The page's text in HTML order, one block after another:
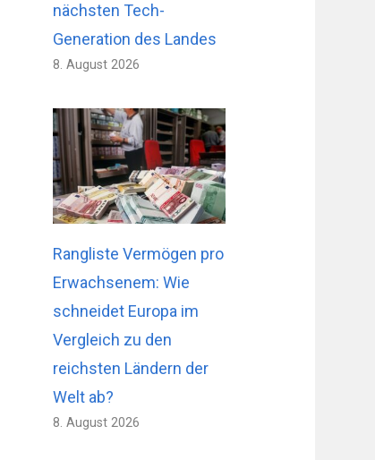
nächsten Tech-
Generation des Landes
8. August 2026
Rangliste Vermögen pro
Erwachsenem: Wie
schneidet Europa im
Vergleich zu den
reichsten Ländern der
Welt ab?
8. August 2026